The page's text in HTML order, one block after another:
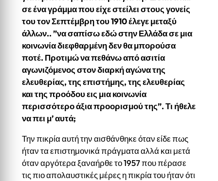
σε ένα γράμμα που είχε στείλει στους γονείς
του τον Σεπτέμβρη του 1910 έλεγε μεταξύ
άλλων.. ”να σαπίσω εδώ στην Ελλάδα σε μια
κοινωνία διεφθαρμένη δεν θα μπορούσα
ποτέ. Προτιμώ να πεθάνω από ασιτία
αγωνιζόμενος στον διαρκή αγώνα της
ελευθερίας, της επιστήμης, της ελευθερίας
και της προόδου εις μια κοινωνία
περισσότερο άξια προορισμού της”. Τι ήθελε
να πει μ’ αυτά;
Την πικρία αυτή την αισθάνθηκε όταν είδε πως
ήταν τα επιστημονικά πράγματα αλλά και μετά
όταν αργότερα ξαναήρθε το 1957 που πέρασε
τις πιο απολαυστικές μέρες η πικρία του ήταν ότι